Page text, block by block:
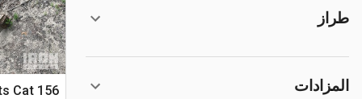
طراز
المزادات
Cat